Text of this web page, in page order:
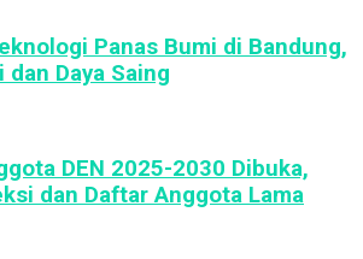
Panas Bumi di Bandung,
Daya Saing
DEN 2025-2030 Dibuka,
dan Daftar Anggota Lama